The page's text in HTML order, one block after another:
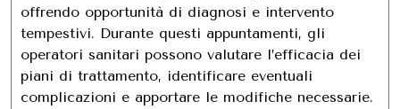
offrendo opportunità di diagnosi e intervento
tempestivi. Durante questi appuntamenti, gli
operatori sanitari possono valutare l’efficacia dei
piani di trattamento, identificare eventuali
complicazioni e apportare le modifiche necessarie.